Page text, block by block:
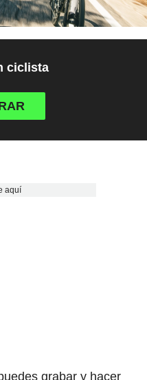
ciclista
aquí
grabar y hacer